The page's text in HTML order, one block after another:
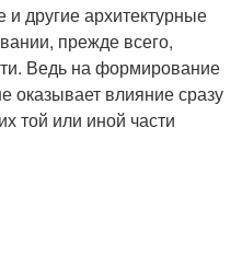
другие архитектурные
прежде всего,
Ведь на формирование
оказывает влияние сразу
той или иной части